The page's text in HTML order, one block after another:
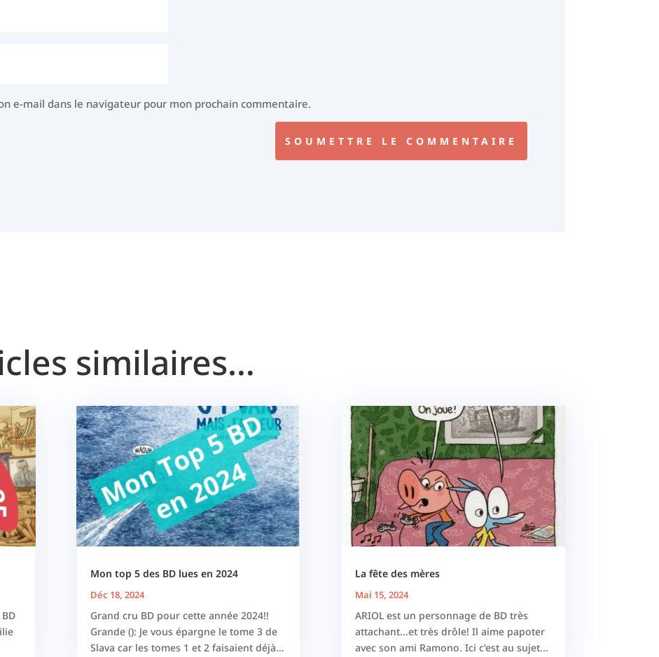
e-mail dans le navigateur pour mon prochain commentaire.
SOUMETTRE LE COMMENTAIRE
similaires…
Mon top 5 des BD lues en 2024
Déc 18, 2024
Grand cru BD pour cette année 2024!!
Grande (): Je vous épargne le tome 3 de
Slava car les tomes 1 et 2 faisaient déjà...
La fête des mères
Mai 15, 2024
ARIOL est un personnage de BD très
attachant...et très drôle! Il aime papoter
avec son ami Ramono. Ici c'est au sujet...